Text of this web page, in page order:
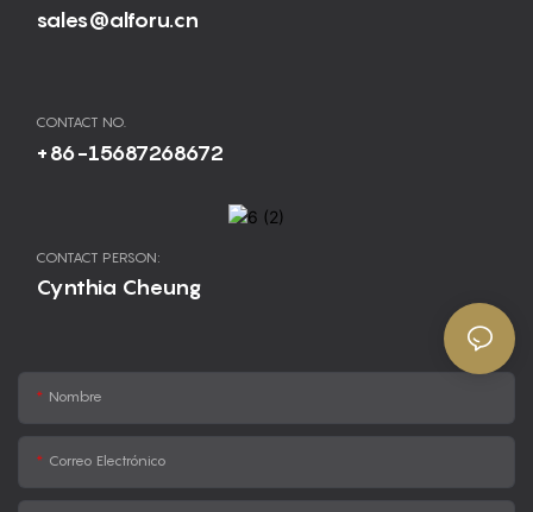
sales@alforu.cn
CONTACT NO.
+86-15687268672
CONTACT PERSON:
Cynthia Cheung
Nombre
Correo Electrónico